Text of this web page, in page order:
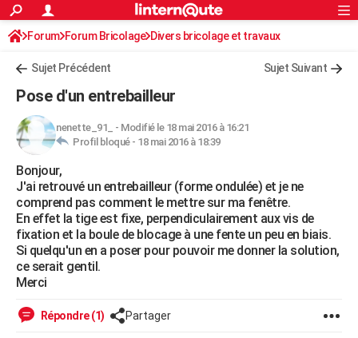
ACTUALITÉS
Politique
Société
Faits Divers
Education
Monde
Villes
+
FINANCE
Retraite
Impôts
Epargne
Immobilier
Risques naturels par ville
Banque
Assurance
Crédit
AUTO
Essais
Réserver un essai
Citadines
Berlines
SUV
Forum auto
+HIGH-TECH
Mobiles
Meilleur smartphone
Internet
Ordinateurs
Jeux vidéo
Guide high-tech
+BRICOLAGE
Forum
Aménagement intérieur
Extérieur
Cuisine
Salle de bains
Jardinage
Rangement
WEEK-END
Guides de France
Escapades
Patrimoine
Expositions
Musées
Week-end nature
+LIFESTYLE
Art de vivre
Bien-être
Loisirs
Mode
Modes de vie
SANTE
Rechercher
S'inscrire
Connexion
Forum Forum Bricolage Divers bricolage et travaux
Sujet Précédent Sujet Suivant
Pose d'un entrebailleur
nenette_91_ - Modifié le 18 mai 2016 à 16:21
Profil bloqué - 18 mai 2016 à 18:39
Bonjour,
J'ai retrouvé un entrebailleur (forme ondulée) et je ne
comprend pas comment le mettre sur ma fenêtre.
En effet la tige est fixe, perpendiculairement aux vis de
fixation et la boule de blocage à une fente un peu en biais.
Si quelqu'un en a poser pour pouvoir me donner la solution,
ce serait gentil.
Merci
Répondre (1) Partager